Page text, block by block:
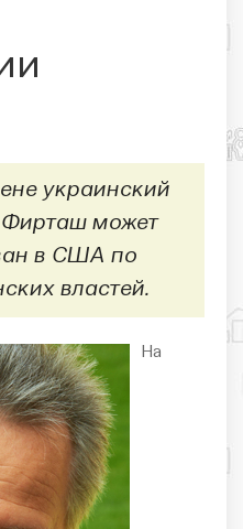
украинский
может
в США по
властей.
На